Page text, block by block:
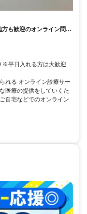
も歓迎のオンライン問診
※平日入れる方は大歓迎
れる オンライン診療サー
医療の提供をしていくた
自宅などでのオンライン